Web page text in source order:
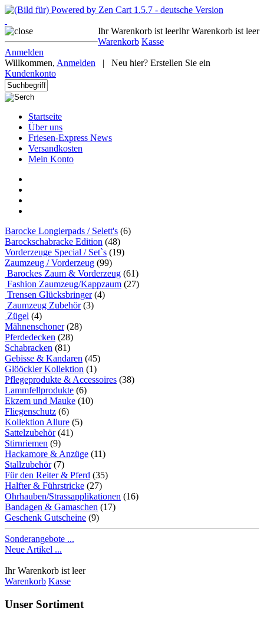
Ihr Warenkorb ist leer
Warenkorb Kasse
Ihr Warenkorb ist leer
Anmelden
Willkommen, Anmelden |
Neu hier? Erstellen Sie ein
Kundenkonto
Startseite
Über uns
Friesen-Express News
Versandkosten
Mein Konto
Barocke Longierpads / Selett's (6)
Barockschabracke Edition (48)
Vorderzeuge Special / Set`s (19)
Zaumzeug / Vorderzeug (99)
Barockes Zaum & Vorderzeug (61)
Fashion Zaumzeug/Kappzaum (27)
Trensen Glücksbringer(4)
Zaumzeug Zubehör(3)
Zügel (4)
Mähnenschoner(28)
Pferdedecken (28)
Schabracken (81)
Gebisse & Kandaren (45)
Glööckler Kollektion (1)
Pflegeprodukte & Accessoires (38)
Lammfellprodukte (6)
Ekzem und Mauke (10)
Fliegenschutz (6)
Kollektion Allure (5)
Sattelzubehör(41)
Stirnriemen (9)
Hackamore & Anzüge (11)
Stallzubehör(7)
Für den Reiter & Pferd (35)
Halfter & Führstricke (27)
Ohrhauben/Strassapplikationen (16)
Bandagen & Gamaschen (17)
Geschenk Gutscheine (9)
Sonderangebote ...
Neue Artikel ...
Ihr Warenkorb ist leer
Warenkorb Kasse
Unser Sortiment